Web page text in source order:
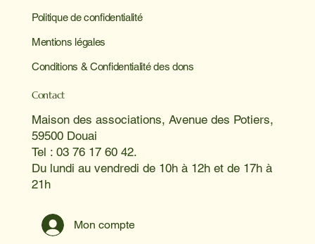
Politique de confidentialité
Mentions légales
Conditions & Confidentialité des dons
Contact
Maison des associations, Avenue des Potiers,
59500 Douai
Tel : 03 76 17 60 42.
Du lundi au vendredi de 10h à 12h et de 17h à
21h
Mon compte